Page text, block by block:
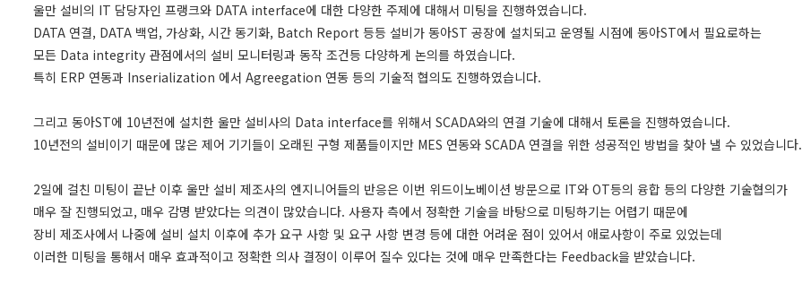
울만 설비의 IT 담당자인 프랭크와 DATA interface에 대한 다양한 주제에 대해서 미팅을 진행하였습니다.
DATA 연결, DATA 백업, 가상화, 시간 동기화, Batch Report 등등 설비가 동아ST 공장에 설치되고 운영될 시점에 동아ST에서 필요로하는
모든 Data integrity 관점에서의 설비 모니터링과 동작 조건등 다양하게 논의를 하였습니다.
특히 ERP 연동과 Inserialization 에서 Agreegation 연동 등의 기술적 협의도 진행하였습니다.
그리고 동아ST에 10년전에 설치한 울만 설비사의 Data interface를 위해서 SCADA와의 연결 기술에 대해서 토론을 진행하였습니다.
10년전의 설비이기 때문에 많은 제어 기기들이 오래된 구형 제품들이지만 MES 연동와 SCADA 연결을 위한 성공적인 방법을 찾아 낼 수 있었습니다.
2일에 걸친 미팅이 끝난 이후 울만 설비 제조사의 엔지니어들의 반응은 이번 위드이노베이션 방문으로 IT와 OT등의 융합 등의 다양한 기술협의가
매우 잘 진행되었고, 매우 감명 받았다는 의견이 많았습니다. 사용자 측에서 정확한 기술을 바탕으로 미팅하기는 어렵기 때문에
장비 제조사에서 나중에 설비 설치 이후에 추가 요구 사항 및 요구 사항 변경 등에 대한 어려운 점이 있어서 애로사항이 주로 있었는데
이러한 미팅을 통해서 매우 효과적이고 정확한 의사 결정이 이루어 질수 있다는 것에 매우 만족한다는 Feedback을 받았습니다.